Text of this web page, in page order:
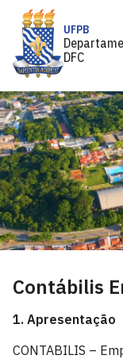
UFPB
DFC
Contábilis
1. Apresentação
CONTABILIS –